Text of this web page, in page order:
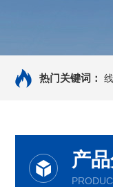
热门关键词：
产